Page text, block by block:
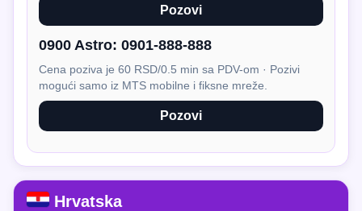
Pozovi
0900 Astro: 0901-888-888
Cena poziva je 60 RSD/0.5 min sa PDV-om · Pozivi
mogući samo iz MTS mobilne i fiksne mreže.
Pozovi
Hrvatska